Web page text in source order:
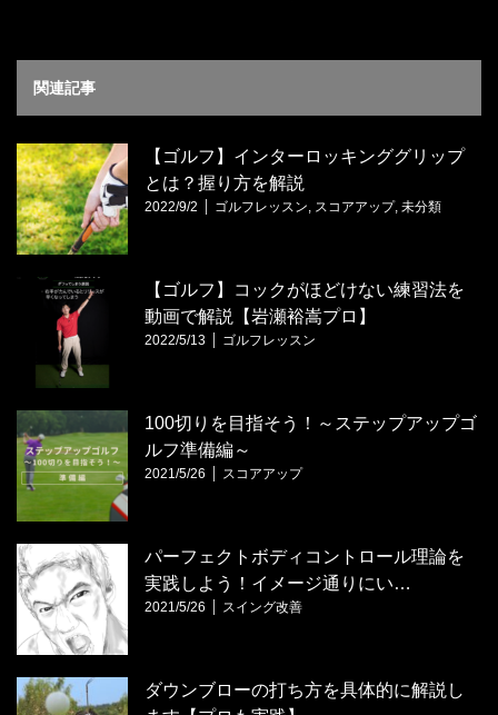
関連記事
【ゴルフ】インターロッキンググリップ
とは？握り方を解説
2022/9/2 ゴルフレッスン スコアアップ, 未分類
【ゴルフ】コックがほどけない練習法を
動画で解説【岩瀬裕嵩プロ】
2022/5/13 ゴルフレッスン
100切りを目指そう！～ステップアップゴ
ルフ準備編～
2021/5/26 スコアアップ
パーフェクトボディコントロール理論を
実践しよう！イメージ通りにい…
2021/5/26 スイング改善
ダウンブローの打ち方を具体的に解説し